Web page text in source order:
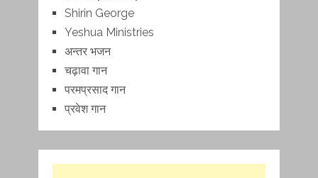
Shirin George
Yeshua Ministries
अन्तर भजन
चढ़ावा गान
परमप्रसाद गान
प्रवेश गान